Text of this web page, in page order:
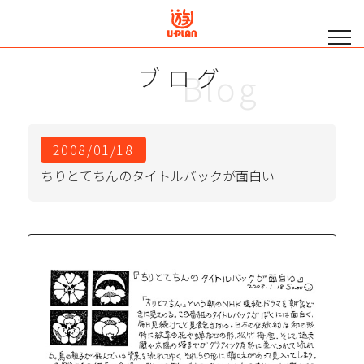
Blog
ブログ
2008/01/18
ちりとてちんのタイトルバックが面白い